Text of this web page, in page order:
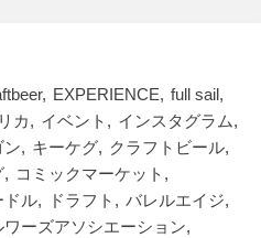
EXPERIENCE
full sail
カ イベント
インスタグラム
ン キーケグ
クラフトビール
コミックマーケット
ドル ドラフト
バレルエイジ
ワーズアソシエーション